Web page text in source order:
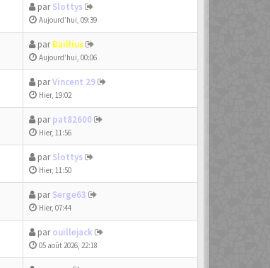
parSlottys
Aujourd’hui, 09:39
parBaillius
Aujourd’hui, 00:06
parVincent 29
Hier, 19:02
parpat82600
Hier, 11:56
parSlottys
Hier, 11:50
parSerge63
Hier, 07:44
parouillejack
05 août 2026, 22:18